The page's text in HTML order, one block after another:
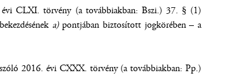
évi CLXI. törvény (a továbbiakban: Bszi.) 37. § (1)
a)pontjában biztosított jogkörében – a
2016. évi CXXX. törvény (a továbbiakban: Pp.)